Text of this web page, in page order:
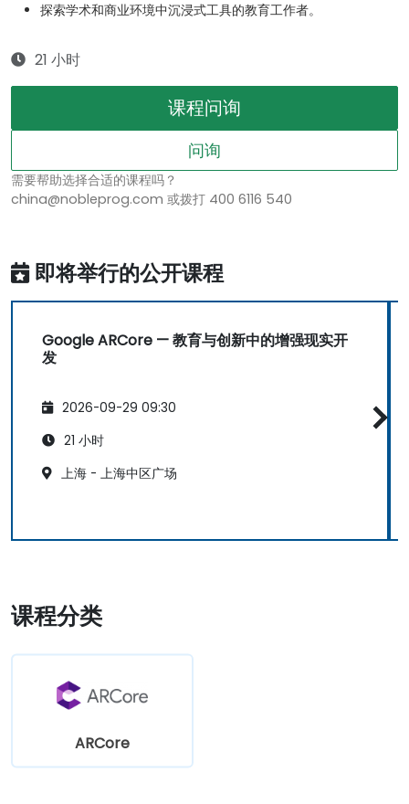
探索学术和商业环境中沉浸式工具的教育工作者。
21 小时
课程问询
问询
需要帮助选择合适的课程吗？
china@nobleprog.com 或拨打 400 6116 540
即将举行的公开课程
Google ARCore — 教育与创新中的增强现实开
发
2026-09-29 09:30
21 小时
上海 - 上海中区广场
课程分类
ARCore